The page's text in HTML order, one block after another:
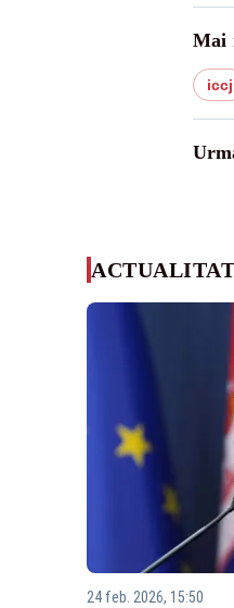
Mai
iccj
24 feb. 2026, 15:50